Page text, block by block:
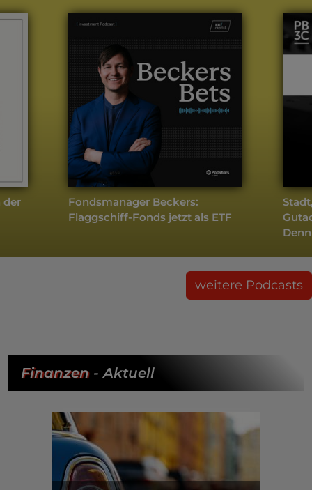
der
Fondsmanager Beckers:
Flaggschiff-Fonds jetzt als ETF
weitere Podcasts
Finanzen- Aktuell